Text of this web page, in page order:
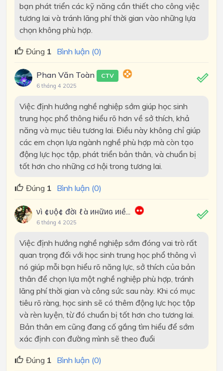
bạn phát triển các kỹ năng cần thiết cho công việc
tương lai và tránh lãng phí thời gian vào những lựa
chọn không phù hợp.
Đúng 1 Bình luận (0)
Phan Văn Toàn CTV
6 tháng 4 2025
Việc định hướng nghề nghiệp sớm giúp học sinh
trung học phổ thông hiểu rõ hơn về sở thích, khả
năng và mục tiêu tương lai. Điều này không chỉ giúp
các em chọn lựa ngành nghề phù hợp mà còn tạo
động lực học tập, phát triển bản thân, và chuẩn bị
tốt hơn cho những cơ hội trong tương lai.
Đúng 1 Bình luận (0)
νì ¢υộ¢ đờι ℓà инữиɢ иιề...
6 tháng 4 2025
Việc định hướng nghề nghiệp sớm đóng vai trò rất
quan trọng đối với học sinh trung học phổ thông vì
nó giúp mỗi bạn hiểu rõ năng lực, sở thích của bản
thân để chọn lựa một nghề nghiệp phù hợp, tránh
lãng phí thời gian và công sức sau này. Khi có mục
tiêu rõ ràng, học sinh sẽ có thêm động lực học tập
và rèn luyện, từ đó chuẩn bị tốt hơn cho tương lai.
Bản thân em cũng đang cố gắng tìm hiểu để sớm
xác định con đường mình sẽ theo đuổi
Đúng 1 Bình luận (0)